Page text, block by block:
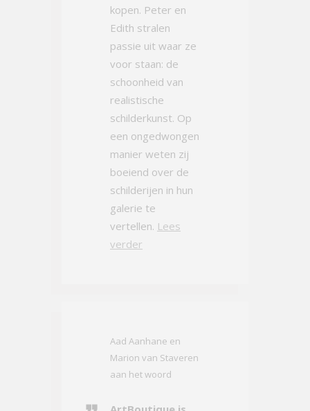
kopen. Peter en
Edith stralen
passie uit waar ze
voor staan: de
schoonheid van
realistische
schilderkunst. Op
een ongedwongen
manier weten zij
boeiend over de
schilderijen in hun
galerie te
vertellen. Lees
verder
Aad Aanhane en
Marion van Staveren
aan het woord